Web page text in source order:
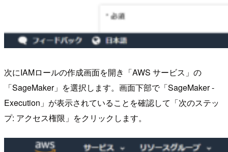
次にIAMロールの作成画面を開き「AWS サービス」の
「SageMaker」を選択します。画面下部で「SageMaker -
Execution」が表示されていることを確認して「次のステッ
プ: アクセス権限」をクリックします。